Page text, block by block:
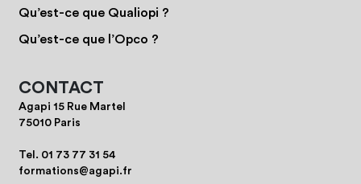
Qu’est-ce que Qualiopi ?
Qu’est-ce que l’Opco ?
CONTACT
Agapi 15 Rue Martel
75010 Paris
Tel. 01 73 77 31 54
formations@agapi.fr